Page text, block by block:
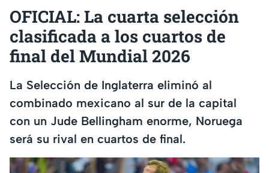
OFICIAL: La cuarta selección
clasificada a los cuartos de
final del Mundial 2026
La Selección de Inglaterra eliminó al
combinado mexicano al sur de la capital
con un Jude Bellingham enorme, Noruega
será su rival en cuartos de final.